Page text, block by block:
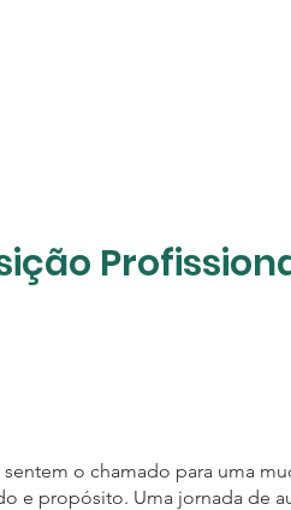
sentem o chamado para uma
e propósito. Uma jornada de